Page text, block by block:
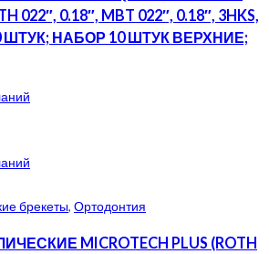
022″, 0.18″, MBT 022″, 0.18″, 3HKS,
ШТУК; НАБОР 10 ШТУК ВЕРХНИЕ;
брекеты, Ортодонтия
MICROTECH PLUS (ROTH